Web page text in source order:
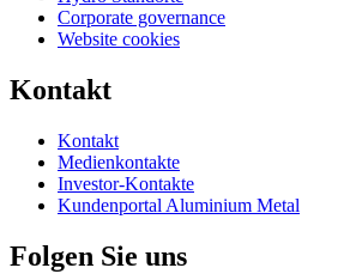
Corporate governance
Website cookies
Kontakt
Kontakt
Medienkontakte
Investor-Kontakte
Kundenportal Aluminium Metal
Folgen Sie uns